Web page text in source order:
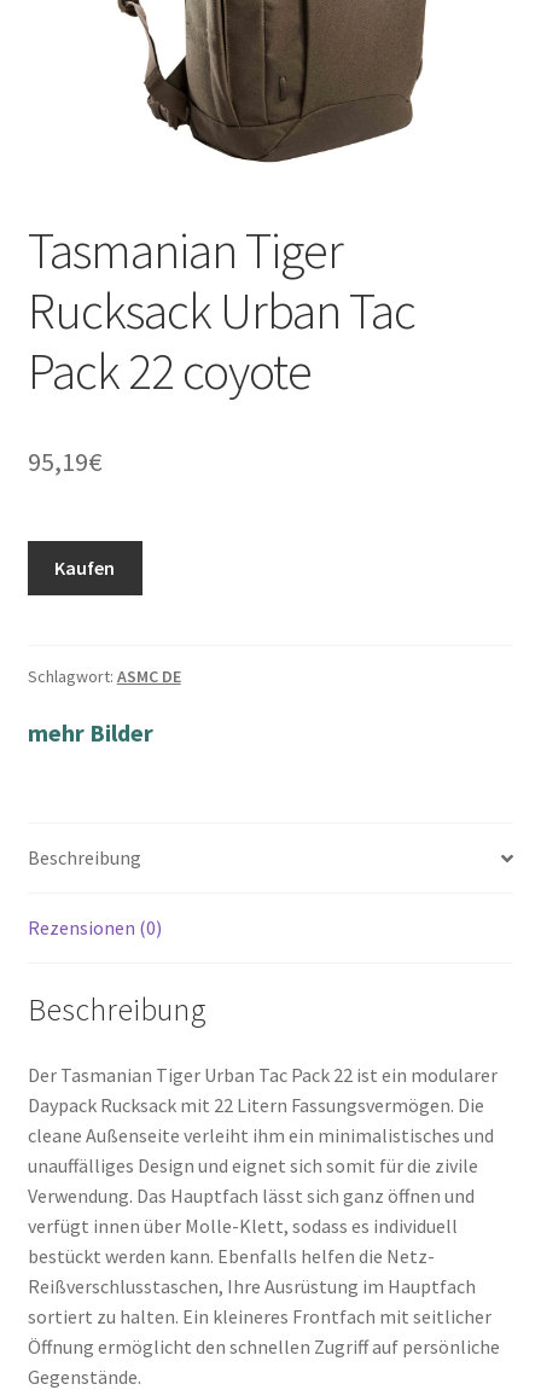
Tasmanian Tiger
Rucksack Urban Tac
Pack 22 coyote
95,19€
Kaufen
Schlagwort: ASMC DE
mehr Bilder
Beschreibung
Rezensionen (0)
Beschreibung
Der Tasmanian Tiger Urban Tac Pack 22 ist ein modularer
Daypack Rucksack mit 22 Litern Fassungsvermögen. Die
cleane Außenseite verleiht ihm ein minimalistisches und
unauffälliges Design und eignet sich somit für die zivile
Verwendung. Das Hauptfach lässt sich ganz öffnen und
verfügt innen über Molle-Klett, sodass es individuell
bestückt werden kann. Ebenfalls helfen die Netz-
Reißverschlusstaschen, Ihre Ausrüstung im Hauptfach
sortiert zu halten. Ein kleineres Frontfach mit seitlicher
Öffnung ermöglicht den schnellen Zugriff auf persönliche
Gegenstände.